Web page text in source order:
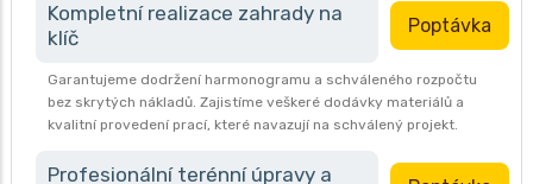
Kompletní realizace zahrady na
klíč
Poptávka
Garantujeme dodržení harmonogramu a schváleného rozpočtu
bez skrytých nákladů. Zajistíme veškeré dodávky materiálů a
kvalitní provedení prací, které navazují na schválený projekt.
Profesionální terénní úpravy a